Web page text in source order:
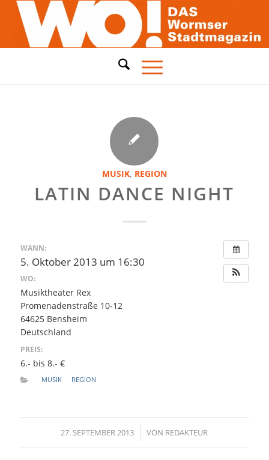
MUSIK, REGION
LATIN DANCE NIGHT
WANN:
5. Oktober 2013 um 16:30
WO:
Musiktheater Rex
Promenadenstraße 10-12
64625 Bensheim
Deutschland
PREIS:
6.- bis 8.- €
MUSIK REGION
27. SEPTEMBER 2013
/ VON REDAKTEUR